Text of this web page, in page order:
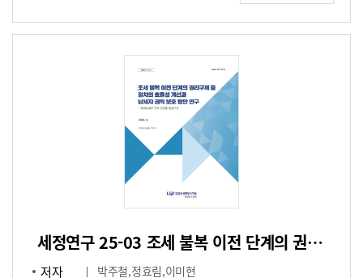
세정연구 25-03 조세 불복 이전 단계의 권리구제 등 절차의 효율성 개선과 납세자 권익 보호 방안 연구 –영세납세자 권리 보호를 중심으로-
저자 박주철,정효림,이미현